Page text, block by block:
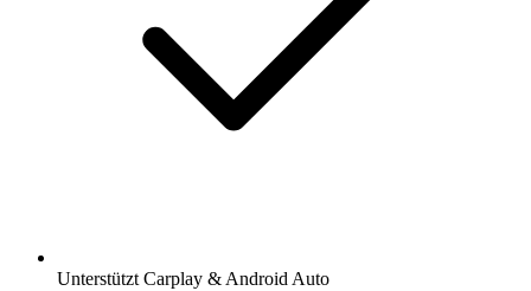
Unterstützt Carplay & Android Auto